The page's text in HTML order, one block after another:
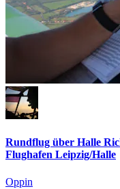
Rundflug über Halle
Flughafen Leipzig/Halle
Oppin